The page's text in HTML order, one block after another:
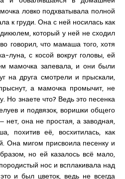
ловко подхватывала полной
к груди. Она с ней носилась как
который у ней не сходил
говорил, что мамаша того, хотя
луна, с косой вокруг головы, ей
мамочка запевала, и они были
на друга смотрели и прыскали,
а мамочка промычит, не
Но знаете что? Ведь это песенка
и подвязок, воришки общего
нет, она не простая, а заводная,
похитив её, восхитилась, как
Она мигом присвоила песенку и
но ей казалось всё мало,
нос и всплакивала над
и был цветок, ведь не всегда